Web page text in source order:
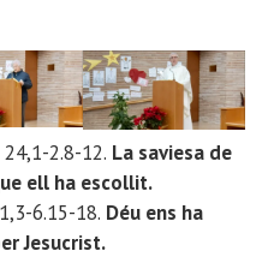
2.8-12. La saviesa de
ell ha escollit.
6.15-18. Déu ens ha
Jesucrist.